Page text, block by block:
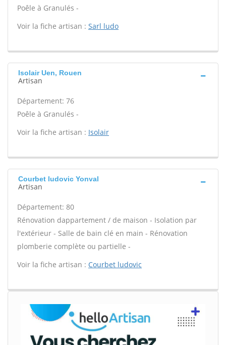
Poêle à Granulés -
Voir la fiche artisan : Sarl ludo
Isolair Uen, Rouen
Artisan
Département: 76
Poêle à Granulés -
Voir la fiche artisan : Isolair
Courbet ludovic Yonval
Artisan
Département: 80
Rénovation dappartement / de maison - Isolation par
l'extérieur - Salle de bain clé en main - Rénovation
plomberie complète ou partielle -
Voir la fiche artisan : Courbet ludovic